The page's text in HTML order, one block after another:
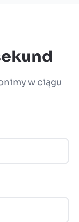
w ciągu